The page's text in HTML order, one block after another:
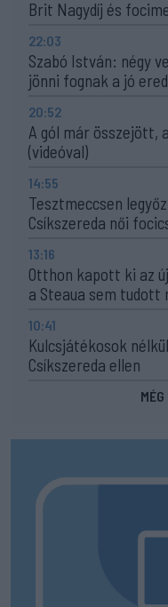
Brit Nagydíj és
22:03
Szabó István: négy
jönni fognak a jó
20:52
A gól már összejött,
(videóval)
14:55
Tesztmeccsen
Csíkszereda női
13:16
Otthon kapott ki az
a Steaua sem tudott
10:41
Kulcsjátékosok
Csíkszereda ellen